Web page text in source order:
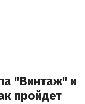
"Винтаж" и
пройдет